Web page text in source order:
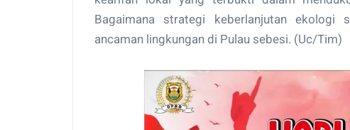
Bagaimana strategi keberlanjutan ekologi
ancaman lingkungan di Pulau sebesi. (Uc/Tim)